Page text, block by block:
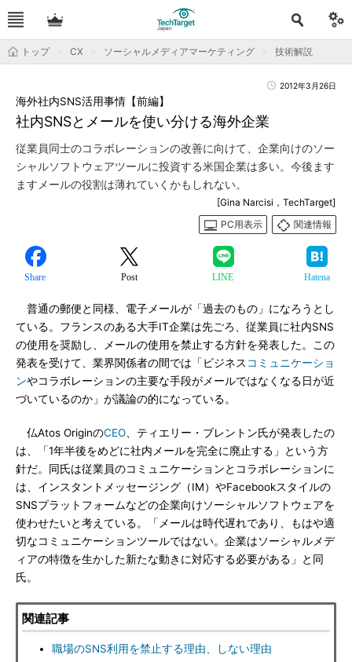
トップ CX ソーシャルメディアマーケティング 技術解説
2012年3月26日
社内SNSとメールを使い分ける海外企業
海外社内SNS活用事情【前編】
従業員同士のコラボレーションの改善に向けて、企業向けのソー
シャルソフトウェアツールに投資する米国企業は多い。今後ます
ますメールの役割は薄れていくかもしれない。
[Gina Narcisi，TechTarget]
PC用表示
関連情報
Share Post LINE Hatena
普通の郵便と同様、電子メールが「過去のもの」になろうとし
ている。フランスのある大手IT企業は先ごろ、従業員に社内SNS
の使用を奨励し、メールの使用を禁止する方針を発表した。この
発表を受けて、業界関係者の間では「ビジネス コミュニケーショ
ンやコラボレーションの主要な手段がメールではなくなる日が近
づいているのか」が議論の的になっている。
仏Atos OriginのCEO 、ティエリー・ブレントン氏が発表したの
は、「1年半後をめどに社内メールを完全に廃止する」という方
針だ。同氏は従業員のコミュニケーションとコラボレーションに
は、インスタントメッセージング（IM）やFacebookスタイルの
SNSプラットフォームなどの企業向けソーシャルソフトウェアを
使わせたいと考えている。「メールは時代遅れであり、もはや適
切なコミュニケーションツールではない。企業はソーシャルメデ
ィアの特徴を生かした新たな動きに対応する必要がある」と同
氏。
関連記事
職場のSNS利用を禁止する理由、しない理由